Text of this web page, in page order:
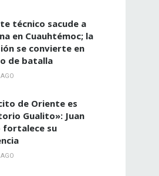
técnico sacude a
en Cuauhtémoc; la
se convierte en
de batalla
de Oriente es
Gualito»: Juan
fortalece su